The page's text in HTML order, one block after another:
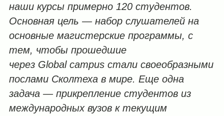
наши курсы примерно 120 студентов.
Основная цель — набор слушателей на
основные магистерские программы, с
тем, чтобы прошедшие
через Global campus стали своеобразными
послами Сколтеха в мире. Еще одна
задача — прикрепление студентов из
международных вузов к текущим